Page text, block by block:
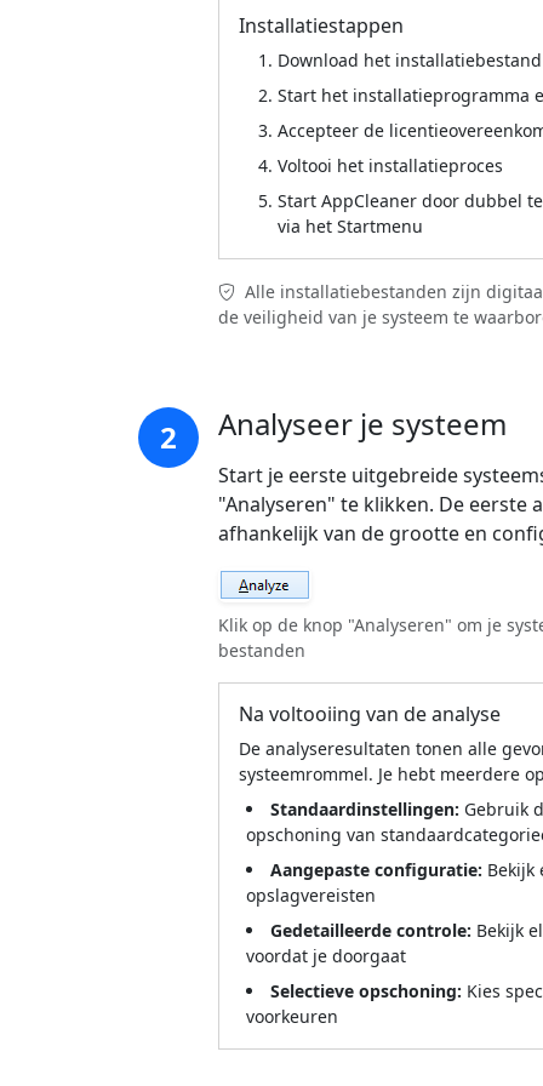
Installatiestappen
Download het
Start het installatieprogramma
Accepteer de
Voltooi het installatieproces
Start AppCleaner door dubbel
via het Startmenu
Alle installatiebestanden zijn
de veiligheid van je systeem te
2 Analyseer je systeem
Start je eerste uitgebreide
"Analyseren" te klikken. De eerste
afhankelijk van de grootte en
Klik op de knop "Analyseren" om je
bestanden
Na voltooiing van de analyse
De analyseresultaten tonen alle
systeemrommel. Je hebt meerdere
Standaardinstellingen: Gebruik
opschoning van
Aangepaste configuratie: Bekijk
opslagvereisten
Gedetailleerde controle: Bekijk
voordat je doorgaat
Selectieve opschoning: Kies
voorkeuren